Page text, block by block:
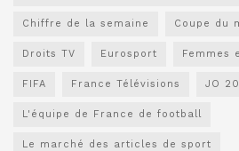
Chiffre de la semaine Coupe du
Droits TV Eurosport Femmes
FIFA France Télévisions JO
L'équipe de France de football
Le marché des articles de sport